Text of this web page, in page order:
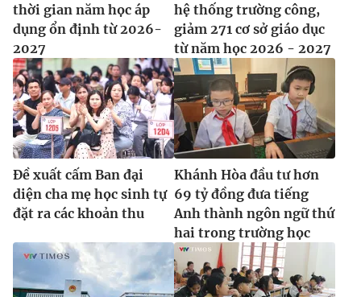
thời gian năm học áp
dụng ổn định từ 2026-
2027
hệ thống trường công,
giảm 271 cơ sở giáo dục
từ năm học 2026 - 2027
Đề xuất cấm Ban đại
diện cha mẹ học sinh tự
đặt ra các khoản thu
Khánh Hòa đầu tư hơn
69 tỷ đồng đưa tiếng
Anh thành ngôn ngữ thứ
hai trong trường học